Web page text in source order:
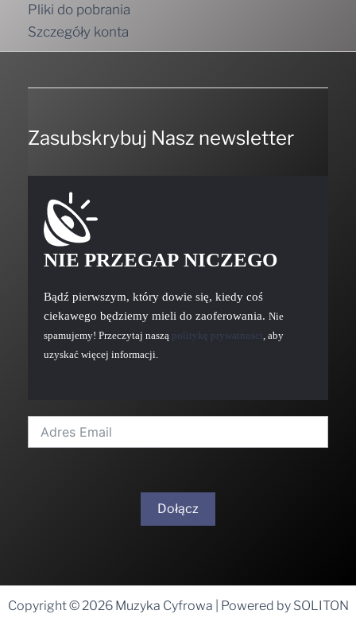
Pliki do pobrania
Szczegóły konta
Zasubskrybuj Nasz newsletter
NIE PRZEGAP NICZEGO
Bądź pierwszym, który dowie się, kiedy coś
ciekawego będziemy mieli do zaoferowania. Nie
spamujemy! Przeczytaj naszą politykę prywatności , aby
uzyskać więcej informacji.
Dołącz
Copyright © 2026 Muzyka Cyfrowa | Powered by SOLITON